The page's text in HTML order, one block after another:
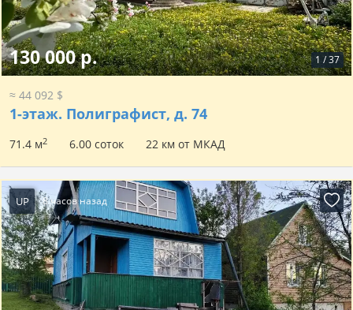
1 /37
130 000 р.
≈ 44 092 $
1-этаж. Полиграфист, д. 74
71.4 м2 6.00 соток 22 км от МКАД
UP 8 часов назад